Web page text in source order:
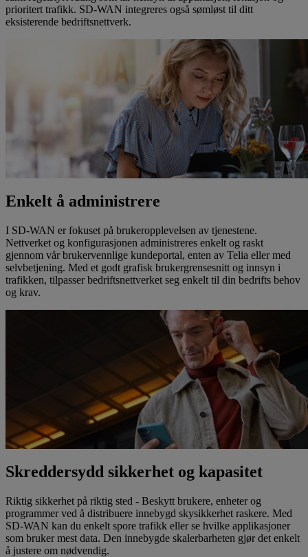
prioritert trafikk. SD-WAN integreres også sømløst til ditt
eksisterende bedriftsnettverk.
Enkelt å administrere
I SD-WAN er fokuset på brukeropplevelsen av tjenestene.
Nettverket og konfigurasjonen administreres enkelt og raskt
gjennom vår brukervennlige kundeportal, enten av Telia eller med
selvbetjening. Med et godt grafisk brukergrensesnitt og innsyn i
trafikken, tilpasser bedriftsnettverket seg enkelt til din bedrifts behov
og krav.
Skreddersydd sikkerhet og kapasitet
Riktig sikkerhet på riktig sted - Beskytt brukere, enheter og
programmer ved å distribuere innebygd skysikkerhet raskere. Med
SD-WAN kan du enkelt spore trafikk eller se hvilke applikasjoner
som bruker mest data. Den innebygde skalerbarheten gjør det enkelt
å justere om nødvendig.